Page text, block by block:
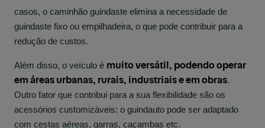
casos, o caminhão guindaste elimina a necessidade de
guindaste fixo ou empilhadeira, o que pode contribuir para a
redução de custos.
Além disso, o veículo é muito versátil, podendo operar
em áreas urbanas, rurais, industriais e em obras.
Outro fator que contribui para a sua flexibilidade são os
acessórios customizáveis: o guindauto pode ser adaptado
com cestas aéreas, garras, caçambas etc.